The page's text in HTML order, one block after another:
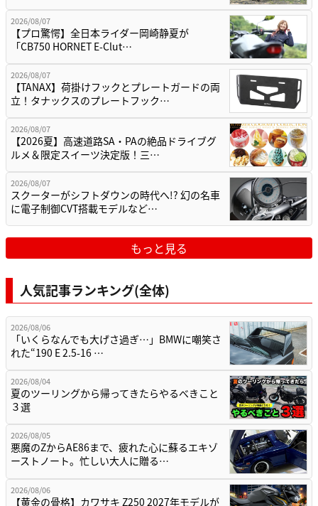
2026/08/07
【プロ驚愕】全日本ライダー岡崎静夏が
「CB750 HORNET E-Clut…
2026/08/07
【TANAX】荷掛けフックとプレートガードの両
立！タナックスのプレートフック…
2026/08/07
【2026夏】高速道路SA・PAの絶品ドライブグ
ルメ＆限定スイーツ決定版！三…
2026/08/07
スクーターがシフトダウンの時代へ!? 幻の名車
に電子制御CVT搭載モデルなど…
もっと見る
人気記事ランキング(全体)
2026/08/06
「いくらなんでも大げさ過ぎ…」BMWに嘲笑さ
れた“190 E 2.5-16 …
2026/08/04
夏のツーリングから帰ってきたらやるべきこと
３選
2026/08/05
悪魔のZからAE86まで、疲れた心に蘇るエキゾ
ーストノート。忙しい大人に贈る…
2026/08/06
【黄金の骨格】カワサキ Z250 2027年モデルが